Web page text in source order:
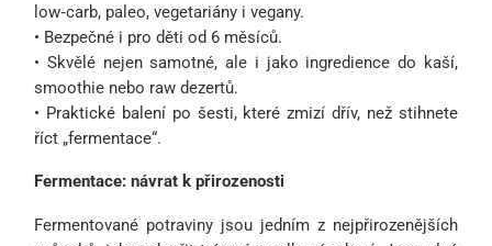
low‑carb, paleo, vegetariány i vegany.
• Bezpečné i pro děti od 6 měsíců.
• Skvělé nejen samotné, ale i jako ingredience do kaší,
smoothie nebo raw dezertů.
• Praktické balení po šesti, které zmizí dřív, než stihnete
říct „fermentace“.
Fermentace: návrat k přirozenosti
Fermentované potraviny jsou jedním z nejpřirozenějších